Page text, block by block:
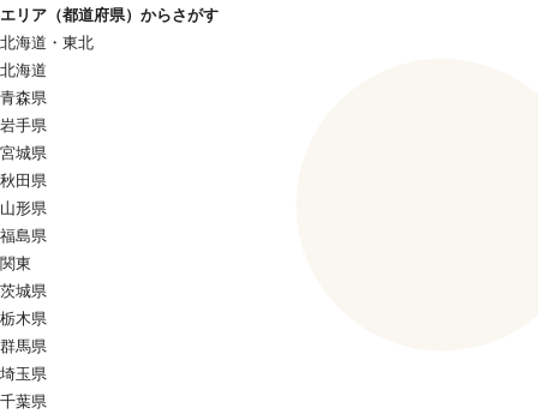
エリア（都道府県）からさがす
北海道・東北
北海道
青森県
岩手県
宮城県
秋田県
山形県
福島県
関東
茨城県
栃木県
群馬県
埼玉県
千葉県